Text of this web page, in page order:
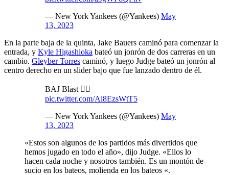
— New York Yankees (@Yankees) May
13, 2023
En la parte baja de la quinta, Jake Bauers caminó para comenzar la
entrada, y Kyle Higashioka bateó un jonrón de dos carreras en un
cambio. Gleyber Torres caminó, y luego Judge bateó un jonrón al
centro derecho en un slider bajo que fue lanzado dentro de él.
BAJ Blast 👨‍⚖️
pic.twitter.com/Ai8EzsWtT5
— New York Yankees (@Yankees) May
13, 2023
«Estos son algunos de los partidos más divertidos que
hemos jugado en todo el año», dijo Judge. «Ellos lo
hacen cada noche y nosotros también. Es un montón de
sucio en los bateos, molienda en los bateos «.